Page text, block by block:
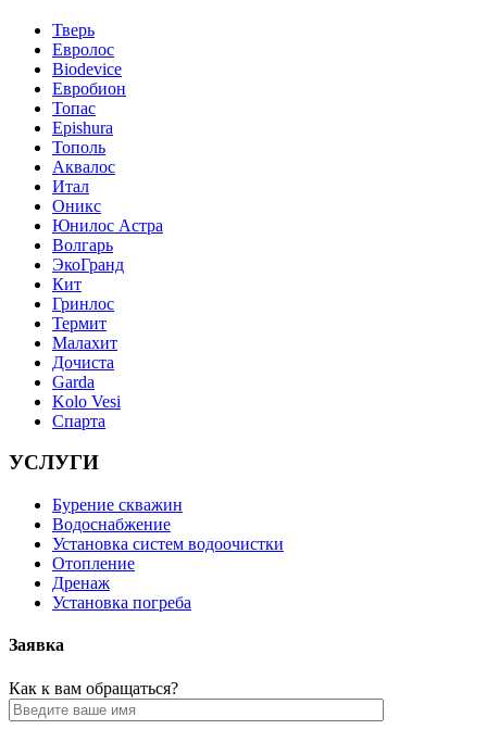
Тверь
Евролос
Biodevice
Евробион
Топас
Epishura
Тополь
Аквалос
Итал
Оникс
Юнилос Астра
Волгарь
ЭкоГранд
Кит
Гринлос
Термит
Малахит
Дочиста
Garda
Kolo Vesi
Спарта
УСЛУГИ
Бурение скважин
Водоснабжение
Установка систем водоочистки
Отопление
Дренаж
Установка погреба
Заявка
Как к вам обращаться?